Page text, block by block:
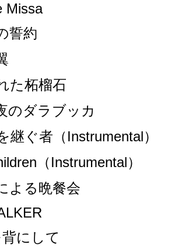
Missa
誓約
た柘榴石
のダラブッカ
継ぐ者（Instrumental）
（Instrumental）
よる晩餐会
にして